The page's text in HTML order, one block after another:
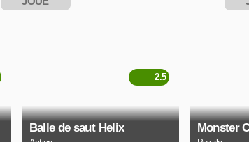
Balle de saut Helix
2.5
Monster